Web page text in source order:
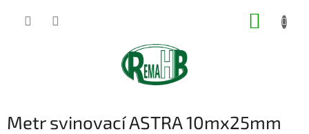
Metr svinovací ASTRA 10mx25mm